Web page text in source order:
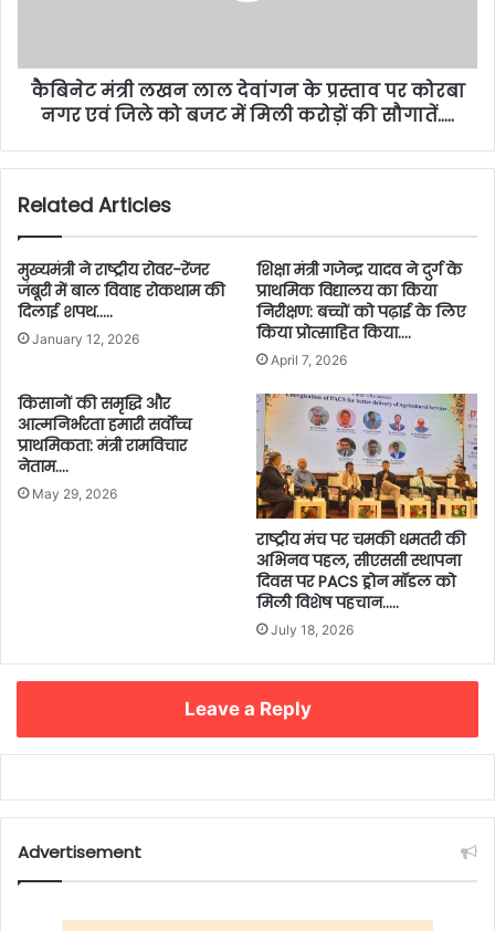
कैबिनेट मंत्री लखन लाल देवांगन के प्रस्ताव पर कोरबा
नगर एवं जिले को बजट में मिली करोड़ों की सौगातें…..
Related Articles
मुख्यमंत्री ने राष्ट्रीय रोवर-रेंजर
जंबूरी में बाल विवाह रोकथाम की
दिलाई शपथ…..
January 12, 2026
शिक्षा मंत्री गजेन्द्र यादव ने दुर्ग के
प्राथमिक विद्यालय का किया
निरीक्षण: बच्चों को पढ़ाई के लिए
किया प्रोत्साहित किया….
April 7, 2026
किसानों की समृद्धि और
आत्मनिर्भरता हमारी सर्वाेच्च
प्राथमिकता: मंत्री रामविचार
नेताम….
May 29, 2026
राष्ट्रीय मंच पर चमकी धमतरी की
अभिनव पहल, सीएससी स्थापना
दिवस पर PACS ड्रोन मॉडल को
मिली विशेष पहचान…..
July 18, 2026
Leave a Reply
Advertisement